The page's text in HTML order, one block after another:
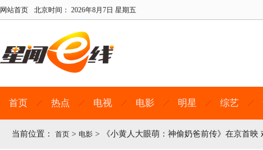
网站首页 北京时间： 2026年8月7日 星期五
首页 热点 电视 电影 明星 综艺
当前位置： 首页 > 电影 > 《小黄人大眼萌：神偷奶爸前传》在京首映